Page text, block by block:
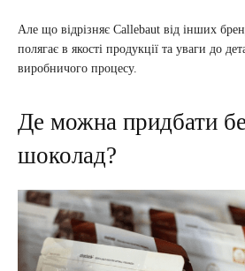
Але що відрізняє Callebaut від інших
полягає в якості продукції та уваги до
виробничого процесу.
Де можна придбати
шоколад?